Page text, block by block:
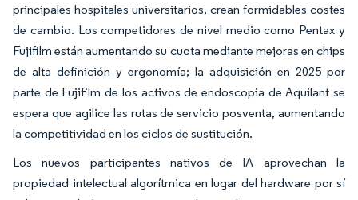
principales hospitales universitarios, crean formidables costes
de cambio. Los competidores de nivel medio como Pentax y
Fujifilm están aumentando su cuota mediante mejoras en chips
de alta definición y ergonomía; la adquisición en 2025 por
parte de Fujifilm de los activos de endoscopia de Aquilant se
espera que agilice las rutas de servicio posventa, aumentando
la competitividad en los ciclos de sustitución.
Los nuevos participantes nativos de IA aprovechan la
propiedad intelectual algorítmica en lugar del hardware por sí